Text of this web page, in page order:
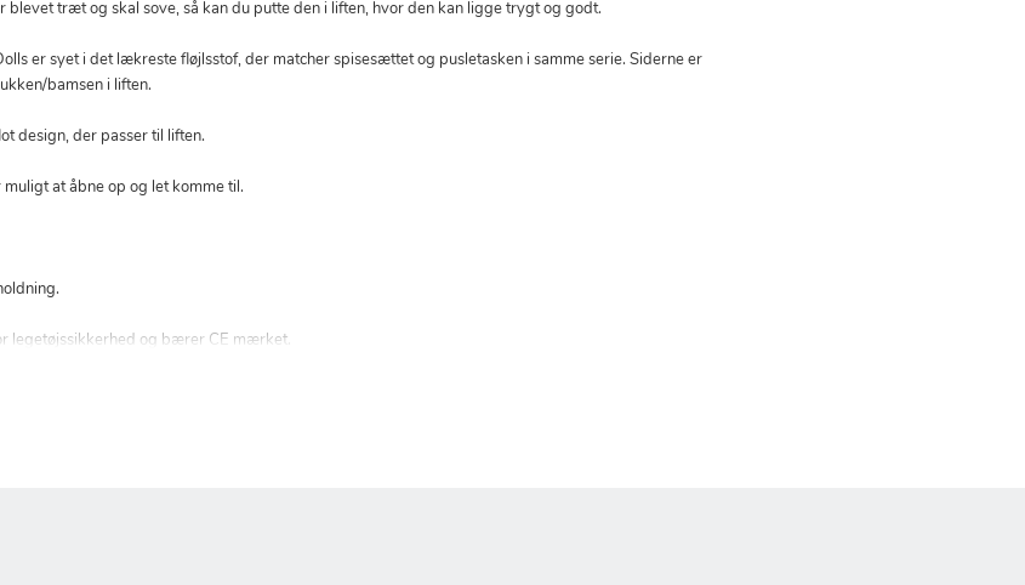
blevet træt og skal sove, så kan du putte den i liften, hvor den kan ligge trygt og godt.
er syet i det lækreste fløjlsstof, der matcher spisesættet og pusletasken i samme serie. Siderne er
bamsen i liften.
design, der passer til liften.
at åbne op og let komme til.
legetøjssikkerhed og bærer CE mærket.